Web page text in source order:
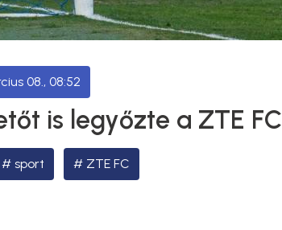
08., 08:52
is legyőzte a ZTE FC
sport ZTE FC